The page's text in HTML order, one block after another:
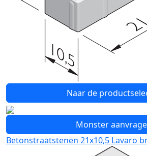
Naar de
Monster
Betonstraatstenen 21x10,5 Lavaro